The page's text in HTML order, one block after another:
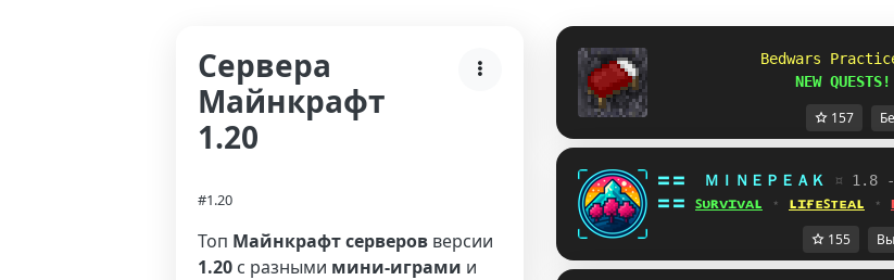
Сервера
Майнкрафт
1.20
#1.20
Топ Майнкрафт серверов версии
1.20 с разными мини-играми и
Bedwars
NEW QUESTS!
157
〓〓 ＭＩＮＥＰＥＡＫ ¤ 1.8
〓〓 ꜱᴜʀᴠɪᴠᴀʟ ⋆ ʟɪғᴇꜱᴛᴇᴀʟ ⋆
155